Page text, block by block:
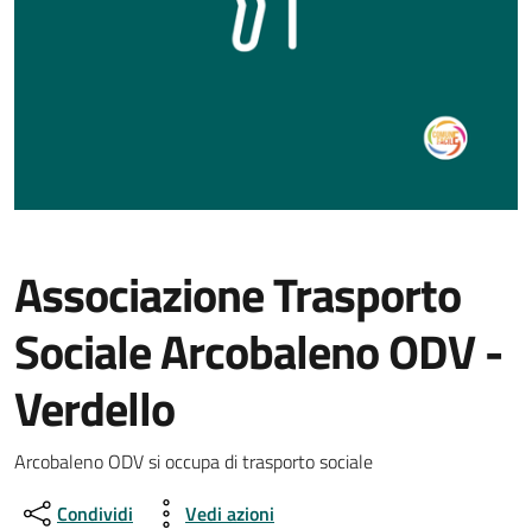
Associazione Trasporto
Sociale Arcobaleno ODV -
Verdello
Arcobaleno ODV si occupa di trasporto sociale
Condividi
Vedi azioni